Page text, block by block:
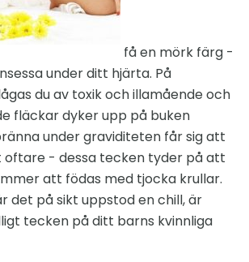
få en mörk färg -
under ditt hjärta. På
du av toxik och illamående och
fläckar dyker upp på buken
under graviditeten får sig att
oftare - dessa tecken tyder på att
att födas med tjocka krullar.
det på sikt uppstod en chill, är
tecken på ditt barns kvinnliga